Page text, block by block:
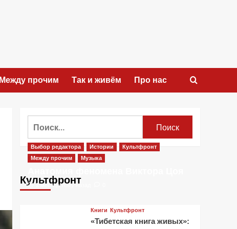
Между прочим Так и живём Про нас
Культфронт
Выбор редактора Истории
Культфронт
Между прочим
Музыка
2 месяца тому назад
Книги Культфронт
«Тибетская книга живых»: